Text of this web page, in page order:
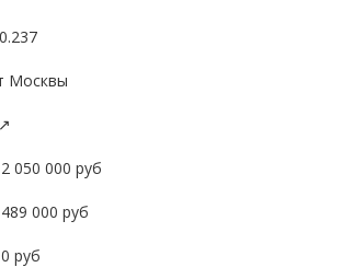
Москвы
↗
2 050 000 руб
489 000 руб
0 руб